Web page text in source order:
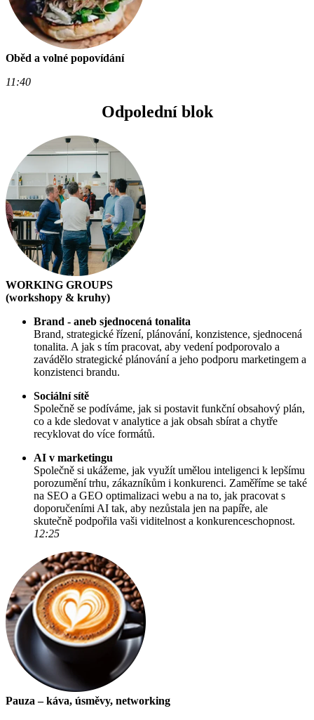
Oběd a volné popovídání
11:40
Odpolední blok
WORKING GROUPS
(workshopy & kruhy)
Brand - aneb sjednocená tonalita
Brand, strategické řízení, plánování, konzistence, sjednocená
tonalita. A jak s tím pracovat, aby vedení podporovalo a
zavádělo strategické plánování a jeho podporu marketingem a
konzistenci brandu.
Sociální sítě
Společně se podíváme, jak si postavit funkční obsahový plán,
co a kde sledovat v analytice a jak obsah sbírat a chytře
recyklovat do více formátů.
AI v marketingu
Společně si ukážeme, jak využít umělou inteligenci k lepšímu
porozumění trhu, zákazníkům i konkurenci. Zaměříme se také
na SEO a GEO optimalizaci webu a na to, jak pracovat s
doporučeními AI tak, aby nezůstala jen na papíře, ale
skutečně podpořila vaši viditelnost a konkurenceschopnost.
12:25
Pauza – káva, úsměvy, networking